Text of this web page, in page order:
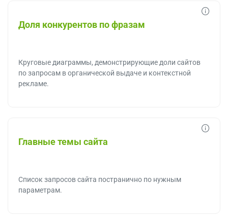
Доля конкурентов по фразам
Круговые диаграммы, демонстрирующие доли сайтов
по запросам в органической выдаче и контекстной
рекламе.
Главные темы сайта
Список запросов сайта постранично по нужным
параметрам.